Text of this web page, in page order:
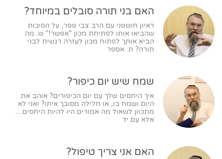
האם בני תורה סובלים במיוחד?
ראיון חושפני עם הרב צבי פפר, על הסיבות
שהביאו אותו לפתיחת מכון "אפשר!" ש. מה
הביא אותך לפתוח מכון לעזרה רגשית לבני
תורה? ת. אספר
שמח שיש יום כיפור?
איך היחסים שלך עם יום הכיפורים? אוהב את
היום ושמח בו, או חלילה מסובך איתו? ואני לא
מתכוון לשאול מה אמורים היו להיות היחסים…
אלא עם יד
האם אני צריך טיפול?